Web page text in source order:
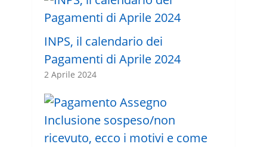
INPS, il calendario dei
Pagamenti di Aprile 2024
2 Aprile 2024